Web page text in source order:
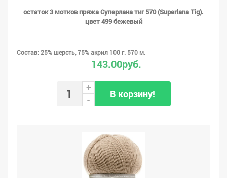
остаток 3 мотков пряжа Суперлана тиг 570 (Superlana Tig).
цвет 499 бежевый
Состав: 25% шерсть, 75% акрил 100 г. 570 м.
143.00руб.
+
-
В корзину!